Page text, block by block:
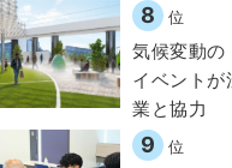
8 位
気候変動の
イベントが
業と協力
9 位